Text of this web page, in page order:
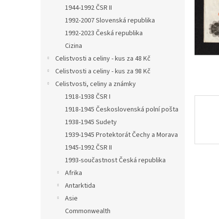
1944-1992 ČSR II
1992-2007 Slovenská republika
1992-2023 Česká republika
Cizina
Celistvosti a celiny - kus za 48 Kč
Celistvosti a celiny - kus za 98 Kč
Celistvosti, celiny a známky
1918-1938 ČSR I
1918-1945 Československá polní pošta
1938-1945 Sudety
1939-1945 Protektorát Čechy a Morava
1945-1992 ČSR II
1993-součastnost Česká republika
Afrika
Antarktida
Asie
Commonwealth